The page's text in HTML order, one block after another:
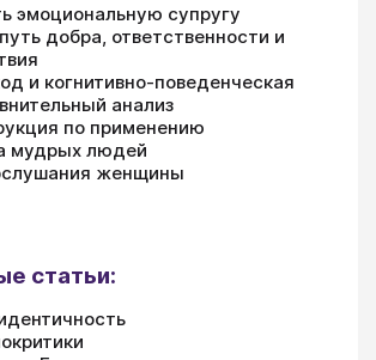
эмоциональную супругу
добра, ответственности и
и когнитивно-поведенческая
анализ
по применению
мудрых людей
женщины
статьи: